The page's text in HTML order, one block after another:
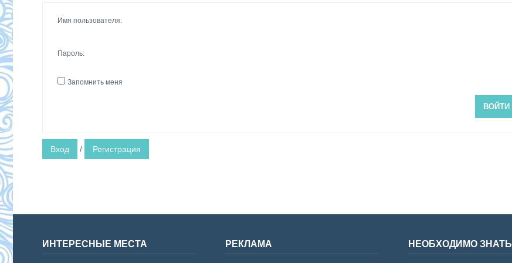
Имя пользователя:
Пароль:
Запомнить меня
ВОЙТИ
Вход / Регистрация
ИНТЕРЕСНЫЕ МЕСТА РЕКЛАМА НЕОБХОДИМО ЗНАТЬ